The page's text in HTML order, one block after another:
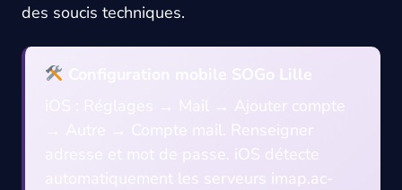
des soucis techniques.
Configuration mobile SOGo Lille
iOS : Réglages → Mail → Ajouter compte
→ Autre → Compte mail. Renseigner
adresse et mot de passe. iOS détecte
automatiquement les serveurs imap.ac-